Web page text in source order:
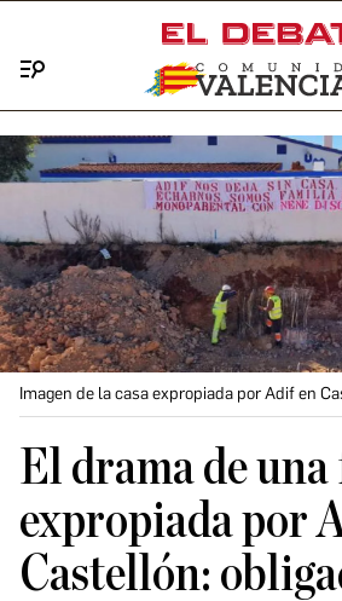
Imagen de la casa expropiada por Adif en
El drama de
expropiada por
Castellón: